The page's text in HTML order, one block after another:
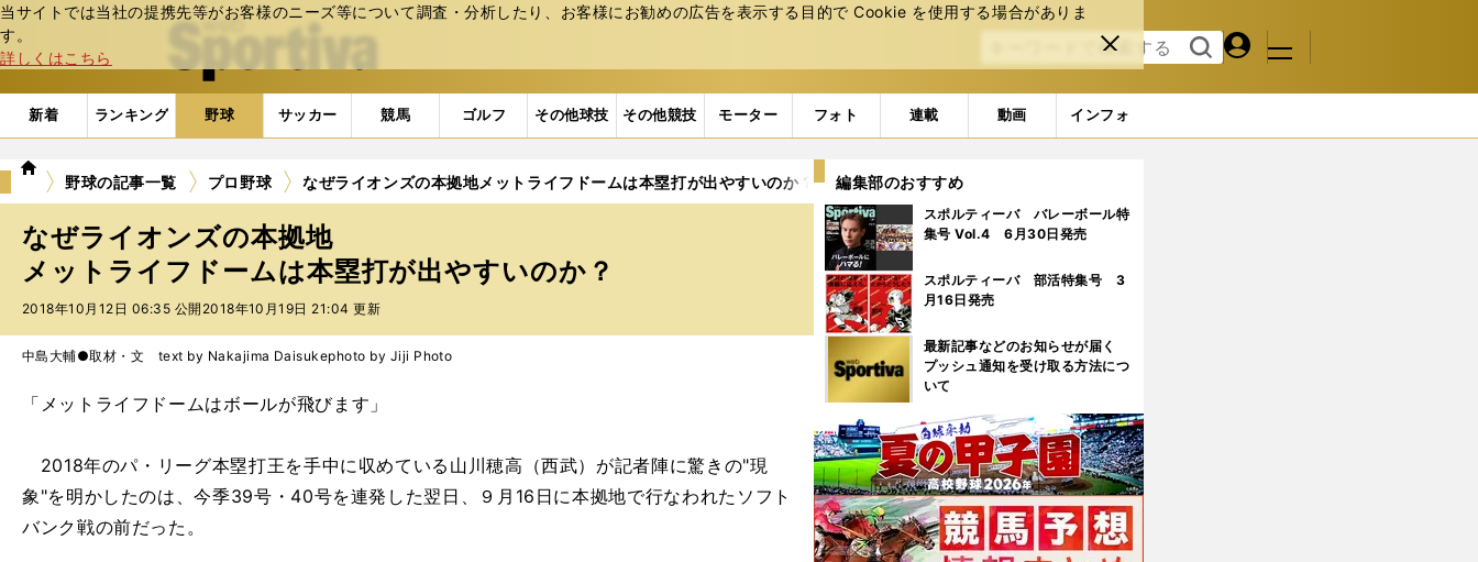
当サイトでは当社の提携先等がお客様のニーズ等について調査・分析したり、お客様にお勧めの広告を表⽰する⽬的で Cookie を使⽤する場合がありま
す。
詳しくはこちら
閉じ
る
web Sportiva (webスポルティーバ)
検索
る
マイペ
ジ
メニュ
新着 ランキング 野球 サッカー 競馬 ゴルフ その他球技 その他競技 モーター フォト 連載 動画 インフォ
we
ポ
ル
テ
ィ
ー
バ
野球の記事一覧 プロ野球 なぜライオンズの本拠地メットライフドームは本塁打が出やすいのか？
なぜライオンズの本拠地
メットライフドームは本塁打が出やすいのか？
2018年10月12日 06:35 公開 2018年10月19日 21:04 更新
中島大輔●取材・文 text by Nakajima Daisukephoto by Jiji Photo
「メットライフドームはボールが飛びます」
2018年のパ・リーグ本塁打王を手中に収めている山川穂高（西武）が記者陣に驚きの"現
象"を明かしたのは、今季39号・40号を連発した翌日、９月16日に本拠地で行なわれたソフト
バンク戦の前だった。
編集部のおすすめ
スポルティーバ バレーボール特
集号 Vol.4 6月30日発売
スポルティーバ 部活特集号 3
月16日発売
最新記事などのお知らせが届く
プッシュ通知を受け取る方法につ
いて